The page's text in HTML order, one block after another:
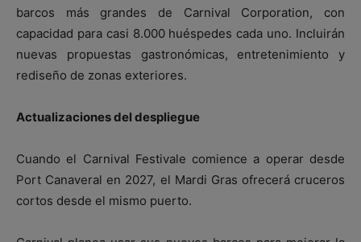
barcos más grandes de Carnival Corporation, con
capacidad para casi 8.000 huéspedes cada uno. Incluirán
nuevas propuestas gastronómicas, entretenimiento y
rediseño de zonas exteriores.
Actualizaciones del despliegue
Cuando el Carnival Festivale comience a operar desde
Port Canaveral en 2027, el Mardi Gras ofrecerá cruceros
cortos desde el mismo puerto.